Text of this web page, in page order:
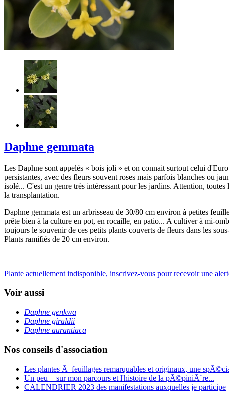
Daphne gemmata
Les Daphne sont appelés « bois joli » et on connait surtout celui
persistantes, avec des fleurs souvent roses mais parfois blanches ou
isolé... C'est un genre très intéressant pour les jardins. Attention,
la transplantation.
Daphne gemmata est un arbrisseau de 30/80 cm environ à petites
prête bien à la culture en pot, en rocaille, en patio... A cultiver à mi-
toujours le souvenir de ces petits plants couverts de fleurs dans les
Plants ramifiés de 20 cm environ.
Plante actuellement indisponible, inscrivez-vous pour recevoir une
Voir aussi
Daphne genkwa
Daphne giraldii
Daphne aurantiaca
Nos conseils d'association
Les plantes Ã feuillages remarquables et originaux, une
Un peu + sur mon parcours et l'histoire de la pÃ©piniÃ¨re...
CALENDRIER 2023 des manifestations auxquelles je participe